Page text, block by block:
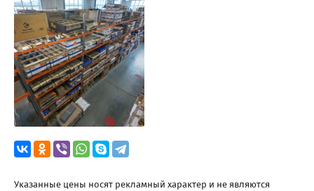
Указанные цены носят рекламный характер и не являются